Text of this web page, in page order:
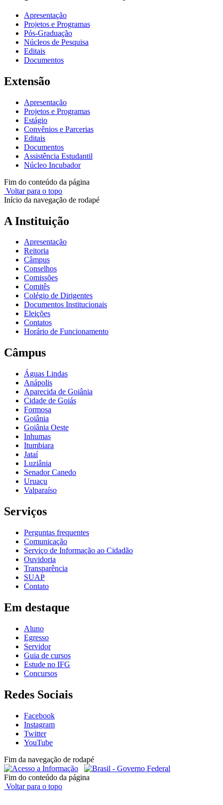
Apresentação
Projetos e Programas
Pós-Graduação
Núcleos de Pesquisa
Editais
Documentos
Extensão
Apresentação
Projetos e Programas
Estágio
Convênios e Parcerias
Editais
Documentos
Assistência Estudantil
Núcleo Incubador
Fim do conteúdo da página
Voltar para o topo
Início da navegação de rodapé
A Instituição
Apresentação
Reitoria
Câmpus
Conselhos
Comissões
Comitês
Colégio de Dirigentes
Documentos Institucionais
Eleições
Contatos
Horário de Funcionamento
Câmpus
Águas Lindas
Anápolis
Aparecida de Goiânia
Cidade de Goiás
Formosa
Goiânia
Goiânia Oeste
Inhumas
Itumbiara
Jataí
Luziânia
Senador Canedo
Uruaçu
Valparaíso
Serviços
Perguntas frequentes
Comunicação
Serviço de Informação ao Cidadão
Ouvidoria
Transparência
SUAP
Contato
Em destaque
Aluno
Egresso
Servidor
Guia de cursos
Estude no IFG
Concursos
Redes Sociais
Facebook
Instagram
Twitter
YouTube
Fim da navegação de rodapé
Fim do conteúdo da página
Voltar para o topo